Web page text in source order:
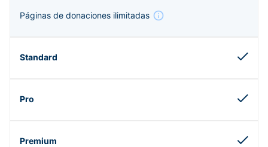
Páginas de donaciones ilimitadas